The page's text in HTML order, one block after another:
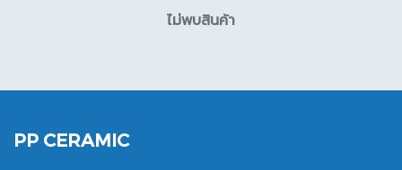
ไม่พบสินค้า
PP CERAMIC